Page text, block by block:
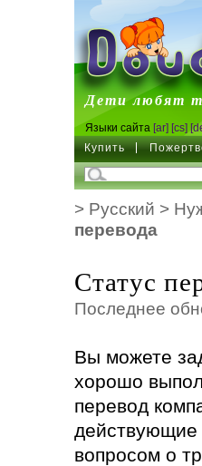
Дети любят
Языки сайта [ar] [cs]
Купить
> Русский >
перевода
Статус
Последнее
Вы можете
хорошо
перевод
действующие
вопросом о